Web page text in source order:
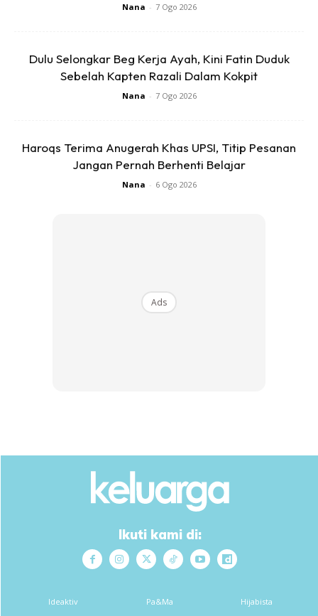
Ads
Nana - 7 Ogo 2026
Dulu Selongkar Beg Kerja Ayah, Kini Fatin Duduk
Sebelah Kapten Razali Dalam Kokpit
Nana - 7 Ogo 2026
Haroqs Terima Anugerah Khas UPSI, Titip Pesanan
Jangan Pernah Berhenti Belajar
Nana - 6 Ogo 2026
Ads
Ikuti kami di:
Ideaktiv Pa&Ma Hijabista